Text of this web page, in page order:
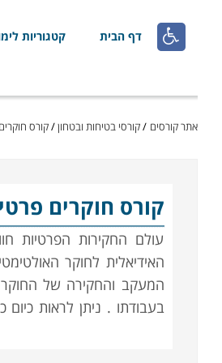
 דף הבית קטגוריות
אתר קורסים /קורסי בטיחות ובטחון/קורס
קורס חוקרים
עולם החקירות הפרטיות
האידיאלית לחוקר
המעקב והחקירה של החוקר
בעבודתו . ניתן לראות
מיומנים. קורס חוקרים